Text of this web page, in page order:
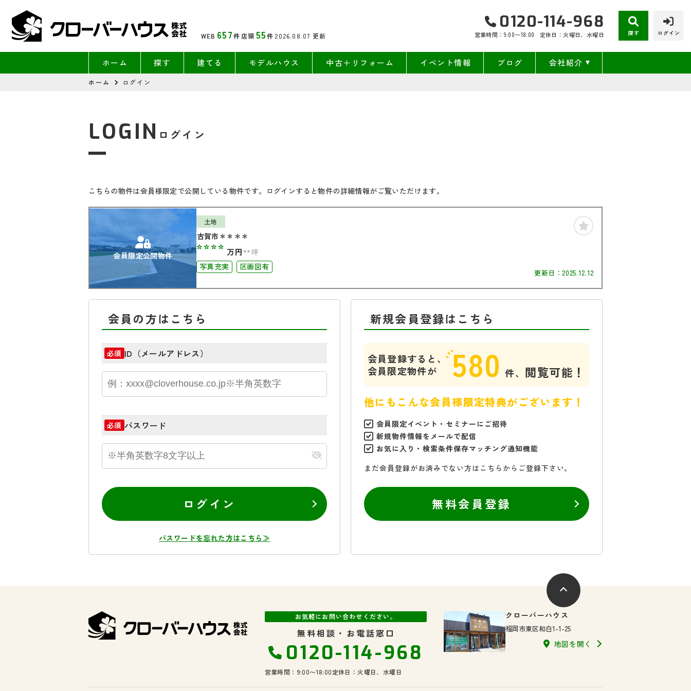
WEB 657件 店頭 55件 2026.08.07 更新
0120-114-968
営業時間：9:00〜18:00 定休日：火曜日、水曜日 探す ログイン
ホーム 探す 建てる モデルハウス 中古＋リフォーム イベント情報 ブログ 会社紹介
ホーム ログイン
ログイン
LOGIN
こちらの物件は会員様限定で公開している物件です。ログインすると物件の詳細情報がご覧いただけます。
会員限定公開物件
土地
古賀市＊＊＊＊
**** 万円 **坪
写真充実
区画図有
更新日：2025.12.12
会員の方はこちら
必須 ID（メールアドレス）
必須 パスワード
ログイン
パスワードを忘れた方はこちら≫
新規会員登録はこちら
会員登録すると、
会員限定物件が
580 件、 閲覧可能！
他にもこんな会員様限定特典がございます！
会員限定イベント・セミナーにご招待
新規物件情報をメールで配信
お気に入り・検索条件保存マッチング通知機能
まだ会員登録がお済みでない方はこちらからご登録下さい。
無料会員登録
お気軽にお問い合わせください。
無料相談・お電話窓口
0120-114-968
営業時間：9:00〜18:00定休日：火曜日、水曜日
クローバーハウス
福岡市東区和白1-1-25
地図を開く